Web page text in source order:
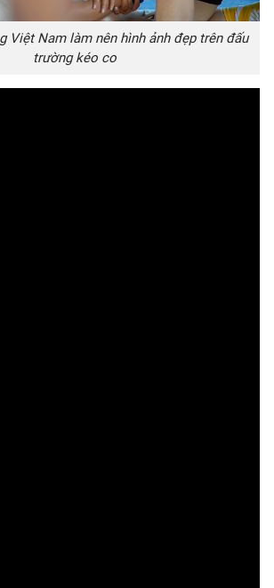
Việt Nam làm nên hình ảnh đẹp trên đấu
trường kéo co